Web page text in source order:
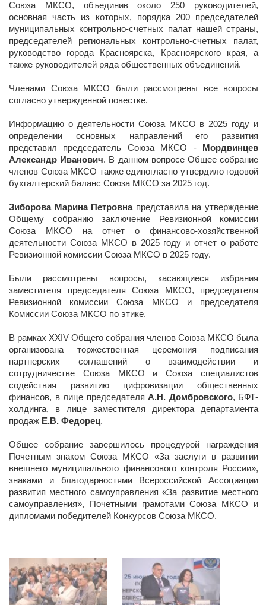
Союза МКСО, объединив около 250 руководителей,
основная часть из которых, порядка 200 председателей
муниципальных контрольно-счетных палат нашей страны,
председателей региональных контрольно-счетных палат,
руководство города Красноярска, Красноярского края, а
также руководителей ряда общественных объединений.
Членами Союза МКСО были рассмотрены все вопросы
согласно утвержденной повестке.
Информацию о деятельности Союза МКСО в 2025 году и
определении основных направлений его развития
представил председатель Союза МКСО -
Мордвинцев
Александр Иванович. В данном вопросе Общее собрание
членов Союза МКСО также единогласно утвердило годовой
бухгалтерский баланс Союза МКСО за 2025 год.
Зиборова Марина Петровнапредставила на утверждение
Общему собранию заключение Ревизионной комиссии
Союза МКСО на отчет о финансово-хозяйственной
деятельности Союза МКСО в 2025 году и отчет о работе
Ревизионной комиссии Союза МКСО в 2025 году.
Были рассмотрены вопросы, касающиеся избрания
заместителя председателя Союза МКСО, председателя
Ревизионной комиссии Союза МКСО и председателя
Комиссии Союза МКСО по этике.
В рамках XXIV Общего собрания членов Союза МКСО была
организована торжественная церемония подписания
партнерских соглашений о взаимодействии и
сотрудничестве Союза МКСО и Союза специалистов
содействия развитию цифровизации общественных
финансов, в лице председателя А.Н. Домбровского, БФТ-
холдинга, в лице заместителя директора департамента
продаж Е.В. Федорец.
Общее собрание завершилось процедурой награждения
Почетным знаком Союза МКСО «За заслуги в развитии
внешнего муниципального финансового контроля России»,
знаками и благодарностями Всероссийской Ассоциации
развития местного самоуправления «За развитие местного
самоуправления», Почетными грамотами Союза МКСО и
дипломами победителей Конкурсов Союза МКСО.